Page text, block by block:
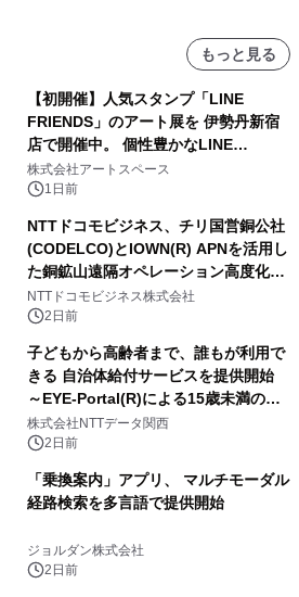
もっと見る
【初開催】人気スタンプ「LINE
FRIENDS」のアート展を 伊勢丹新宿
店で開催中。 個性豊かなLINE
FRIENDSの仲間たちが インテリアア
ートとして新たな魅力を発信。
株式会社アートスペース
1日前
NTTドコモビジネス、チリ国営銅公社
(CODELCO)とIOWN(R) APNを活用し
た銅鉱山遠隔オペレーション高度化に
向けた調査・実証を開始
NTTドコモビジネス株式会社
2日前
子どもから高齢者まで、誰もが利用で
きる 自治体給付サービスを提供開始
～EYE-Portal(R)による15歳未満の本
人認証と デジタルデバイド対策で実現
～
株式会社NTTデータ関西
2日前
「乗換案内」アプリ、 マルチモーダル
経路検索を多言語で提供開始
ジョルダン株式会社
2日前